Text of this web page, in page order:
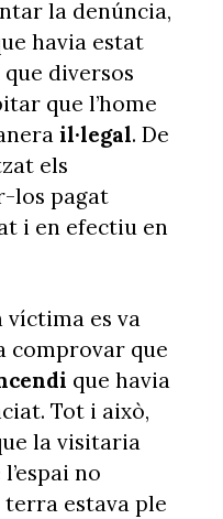
la denúncia,
havia estat
diversos
que l’home
il·legal. De
els
los pagat
i en efectiu en
víctima es va
comprovar que
que havia
Tot i això,
la visitaria
no
terra estava ple